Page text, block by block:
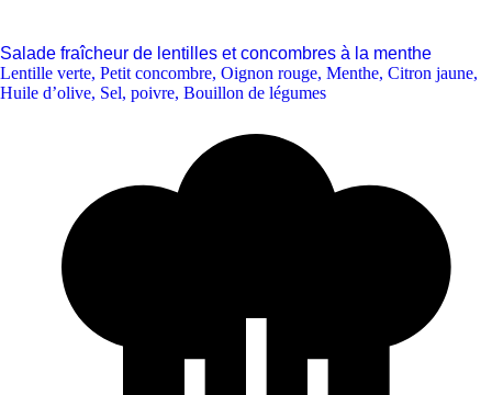
Salade fraîcheur de lentilles et concombres à la menthe
Lentille verte, Petit concombre, Oignon rouge, Menthe, Citron jaune,
Huile d’olive, Sel, poivre, Bouillon de légumes